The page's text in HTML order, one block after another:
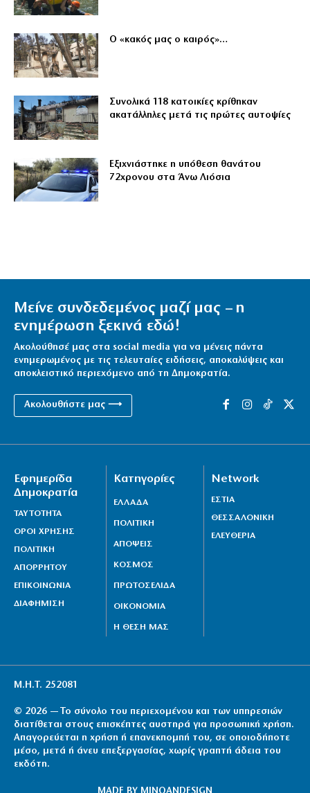
Ο «κακός μας ο καιρός»…
Συνολικά 118 κατοικίες κρίθηκαν
ακατάλληλες μετά τις πρώτες αυτοψίες
Εξιχνιάστηκε η υπόθεση θανάτου
72χρονου στα Άνω Λιόσια
Μείνε συνδεδεμένος μαζί μας – η
ενημέρωση ξεκινά εδώ!
Ακολούθησέ μας στα social media για να μένεις πάντα
ενημερωμένος με τις τελευταίες ειδήσεις, αποκαλύψεις και
αποκλειστικό περιεχόμενο από τη Δημοκρατία.
Ακολουθήστε μας ⟶
Εφημερίδα
Δημοκρατία
ΤΑΥΤΟΤΗΤΑ
ΟΡΟΙ ΧΡΗΣΗΣ
ΠΟΛΙΤΙΚΗ
ΑΠΟΡΡΗΤΟΥ
ΕΠΙΚΟΙΝΩΝΙΑ
ΔΙΑΦΗΜΙΣΗ
Κατηγορίες
ΕΛΛΑΔΑ
ΠΟΛΙΤΙΚΗ
ΑΠΟΨΕΙΣ
ΚΟΣΜΟΣ
ΠΡΩΤΟΣΕΛΙΔΑ
ΟΙΚΟΝΟΜΙΑ
Η ΘΕΣΗ ΜΑΣ
Network
ΕΣΤΙΑ
ΘΕΣΣΑΛΟΝΙΚΗ
ΕΛΕΥΘΕΡΙΑ
Μ.Η.Τ. 252081
© 2026 — Το σύνολο του περιεχομένου και των υπηρεσιών
διατίθεται στους επισκέπτες αυστηρά για προσωπική χρήση.
Απαγορεύεται η χρήση ή επανεκπομπή του, σε οποιοδήποτε
μέσο, μετά ή άνευ επεξεργασίας, χωρίς γραπτή άδεια του
εκδότη.